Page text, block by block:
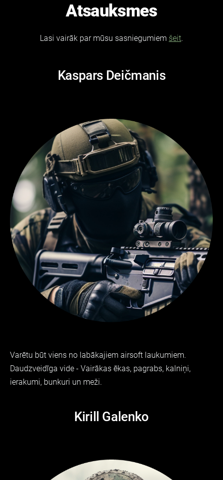
Atsauksmes
Lasi vairāk par mūsu sasniegumiem šeit.
Kaspars Deičmanis
Varētu būt viens no labākajiem airsoft laukumiem.
Daudzveidīga vide - Vairākas ēkas, pagrabs, kalniņi,
ierakumi, bunkuri un meži.
Kirill Galenko